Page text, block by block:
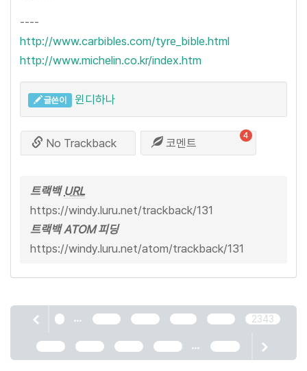
----
http://www.carbibles.com/tyre_bible.html
http://www.michelin.co.kr/index.htm
글쓴이 윈디하나
No Trackback 코멘트
4
트랙백 URL
https://windy.luru.net/trackback/131
트랙백 ATOM 피딩
https://windy.luru.net/atom/trackback/131
... 2343
...